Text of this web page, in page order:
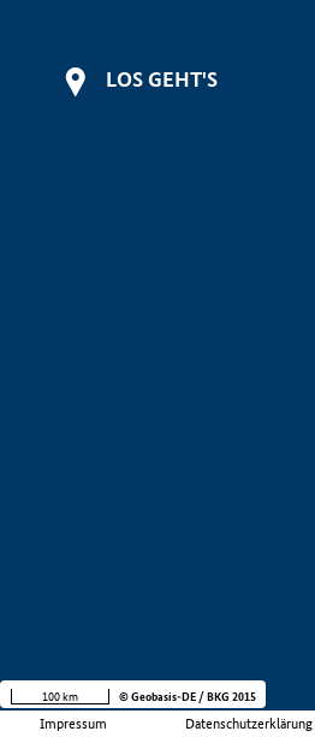
LOS GEHT'S
Impressum Datenschutzerklärung
100 km © Geobasis-DE / BKG 2015